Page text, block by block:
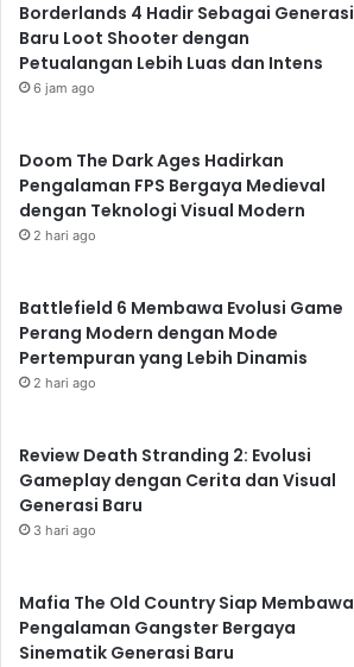
Borderlands 4 Hadir Sebagai Generasi
Baru Loot Shooter dengan
Petualangan Lebih Luas dan Intens
6 jam ago
Doom The Dark Ages Hadirkan
Pengalaman FPS Bergaya Medieval
dengan Teknologi Visual Modern
2 hari ago
Battlefield 6 Membawa Evolusi Game
Perang Modern dengan Mode
Pertempuran yang Lebih Dinamis
2 hari ago
Review Death Stranding 2: Evolusi
Gameplay dengan Cerita dan Visual
Generasi Baru
3 hari ago
Mafia The Old Country Siap Membawa
Pengalaman Gangster Bergaya
Sinematik Generasi Baru